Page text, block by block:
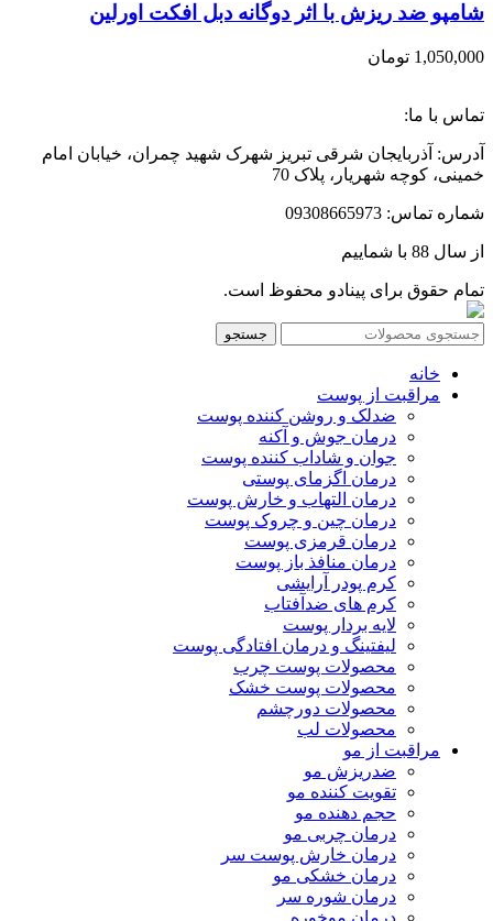
شامپو ضد ریزش با اثر دوگانه دبل افکت اورلین
1,050,000 تومان
تماس با ما:
آدرس: آذربایجان شرقی تبریز شهرک شهید چمران، خیابان امام
خمینی، کوچه شهریار، پلاک 70
شماره تماس: 09308665973
از سال 88 با شماییم
تمام حقوق برای پینادو محفوظ است.
جستجو
خانه
مراقبت از پوست
ضدلک و روشن کننده پوست
درمان جوش و آکنه
جوان و شاداب کننده پوست
درمان اگزمای پوستی
درمان التهاب و خارش پوست
درمان چین و چروک پوست
درمان قرمزی پوست
درمان منافذ باز پوست
کرم پودر آرایشی
کرم های ضدآفتاب
لایه بردار پوست
لیفتینگ و درمان افتادگی پوست
محصولات پوست چرب
محصولات پوست خشک
محصولات دورچشم
محصولات لب
مراقبت از مو
ضدریزش مو
تقویت کننده مو
حجم دهنده مو
درمان چربی مو
درمان خارش پوست سر
درمان خشکی مو
درمان شوره سر